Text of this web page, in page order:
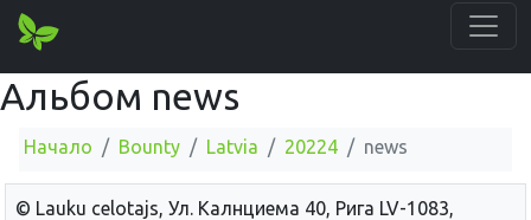
Альбом news
Начало Bounty Latvia 20224 news
© Lauku сelotajs, Ул. Калнциема 40, Рига LV-1083,